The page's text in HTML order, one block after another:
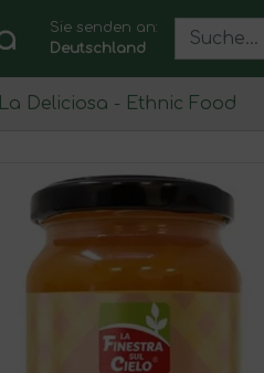
Sie senden an:
Deutschland
La Deliciosa - Ethnic Food